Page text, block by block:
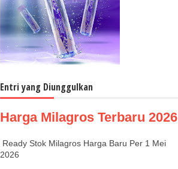
Entri yang Diunggulkan
Harga Milagros Terbaru 2026
Ready Stok Milagros Harga Baru Per 1 Mei
2026